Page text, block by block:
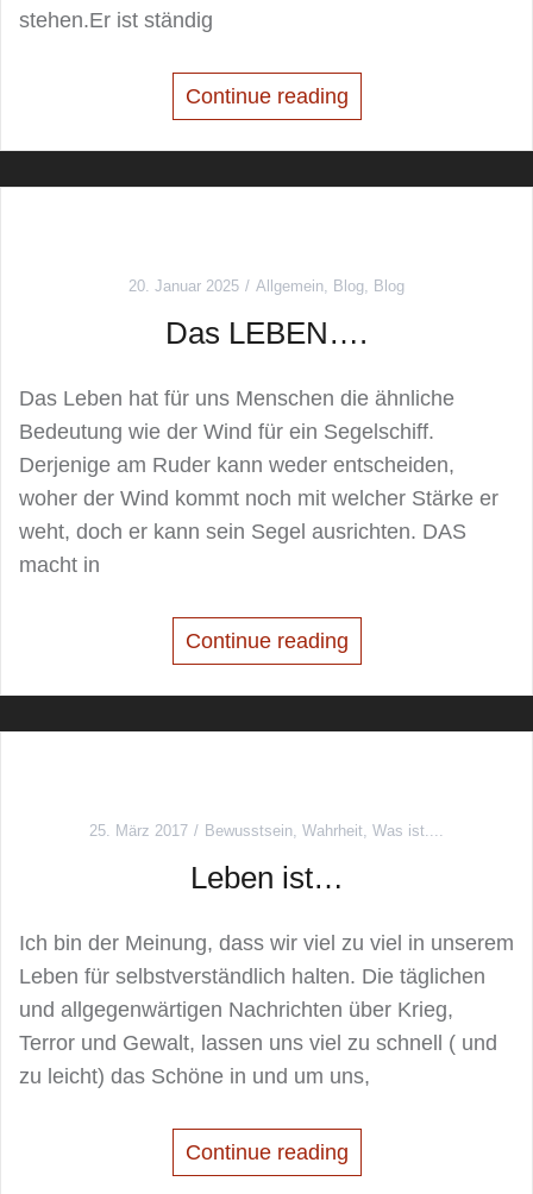
stehen.Er ist ständig
Continue reading
20. Januar 2025 Allgemein, Blog, Blog
Das LEBEN….
Das Leben hat für uns Menschen die ähnliche
Bedeutung wie der Wind für ein Segelschiff.
Derjenige am Ruder kann weder entscheiden,
woher der Wind kommt noch mit welcher Stärke er
weht, doch er kann sein Segel ausrichten. DAS
macht in
Continue reading
25. März 2017 Bewusstsein, Wahrheit, Was ist....
Leben ist…
Ich bin der Meinung, dass wir viel zu viel in unserem
Leben für selbstverständlich halten. Die täglichen
und allgegenwärtigen Nachrichten über Krieg,
Terror und Gewalt, lassen uns viel zu schnell ( und
zu leicht) das Schöne in und um uns,
Continue reading